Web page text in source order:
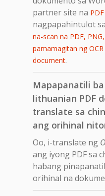
partner site na
nagpapahintulot
na-scan na PDF,
pamamagitan ng
document.
Mapapanatili
lithuanian PDF
translate sa
ang orihinal
Oo, i-translate ng
ang iyong PDF sa
habang
orihinal na